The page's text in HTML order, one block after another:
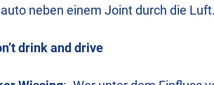
neben einem Joint durch die
drink and drive